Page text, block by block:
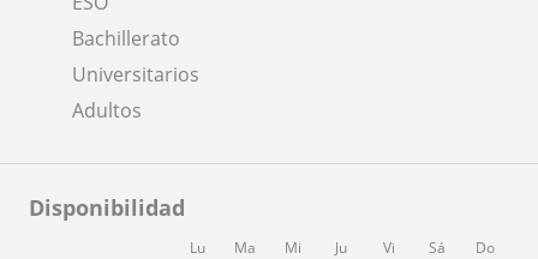
Bachillerato
Universitarios
Adultos
Disponibilidad
Lu Ma Mi Ju Vi Sá Do